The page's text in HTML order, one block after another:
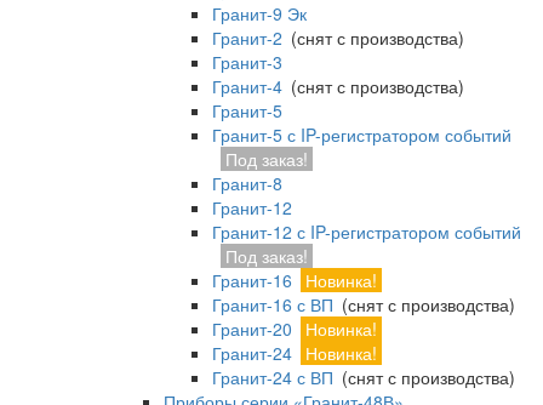
Гранит-9 Эк
Гранит-2 (снят с производства)
Гранит-3
Гранит-4 (снят с производства)
Гранит-5
Гранит-5 с IP-регистратором событий
Под заказ!
Гранит-8
Гранит-12
Гранит-12 с IP-регистратором событий
Под заказ!
Гранит-16
Новинка!
Гранит-16 с ВП (снят с производства)
Гранит-20
Новинка!
Гранит-24 Новинка!
Гранит-24 с ВП (снят с производства)